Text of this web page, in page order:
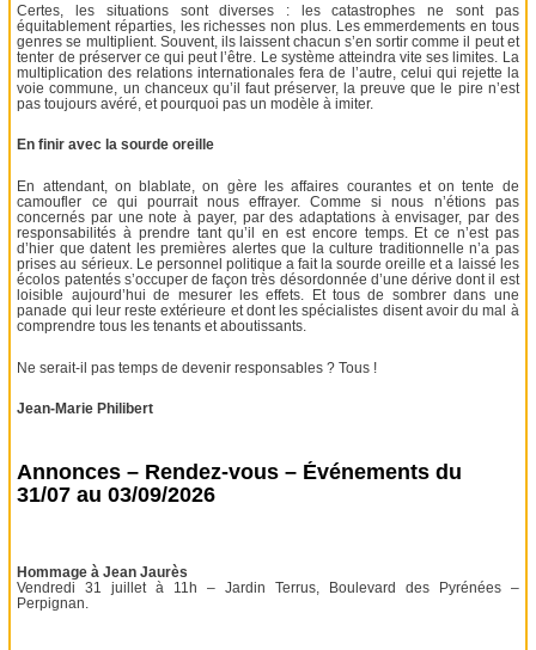
Certes, les situations sont diverses : les catastrophes ne sont pas
équitablement réparties, les richesses non plus. Les emmerdements en tous
genres se multiplient. Souvent, ils laissent chacun s’en sortir comme il peut et
tenter de préserver ce qui peut l’être. Le système atteindra vite ses limites. La
multiplication des relations internationales fera de l’autre, celui qui rejette la
voie commune, un chanceux qu’il faut préserver, la preuve que le pire n’est
pas toujours avéré, et pourquoi pas un modèle à imiter.
En finir avec la sourde oreille
En attendant, on blablate, on gère les affaires courantes et on tente de
camoufler ce qui pourrait nous effrayer. Comme si nous n’étions pas
concernés par une note à payer, par des adaptations à envisager, par des
responsabilités à prendre tant qu’il en est encore temps. Et ce n’est pas
d’hier que datent les premières alertes que la culture traditionnelle n’a pas
prises au sérieux. Le personnel politique a fait la sourde oreille et a laissé les
écolos patentés s’occuper de façon très désordonnée d’une dérive dont il est
loisible aujourd’hui de mesurer les effets. Et tous de sombrer dans une
panade qui leur reste extérieure et dont les spécialistes disent avoir du mal à
comprendre tous les tenants et aboutissants.
Ne serait-il pas temps de devenir responsables ? Tous !
Jean-Marie Philibert
Annonces – Rendez-vous – Événements du
31/07 au 03/09/2026
Hommage à Jean Jaurès
Vendredi 31 juillet à 11h – Jardin Terrus, Boulevard des Pyrénées –
Perpignan.